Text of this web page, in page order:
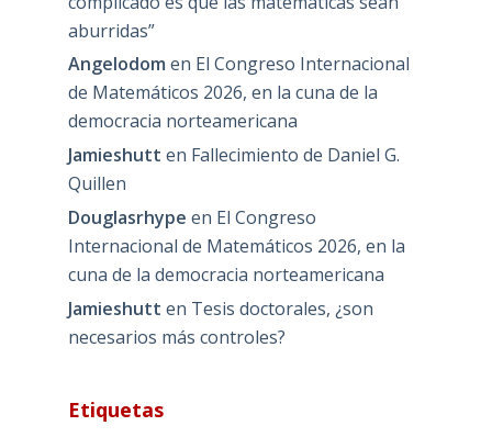
aburridas”
Angelodom en El Congreso Internacional
de Matemáticos 2026, en la cuna de la
democracia norteamericana
Jamieshutt en Fallecimiento de Daniel G.
Quillen
Douglasrhype en El Congreso
Internacional de Matemáticos 2026, en la
cuna de la democracia norteamericana
Jamieshutt en Tesis doctorales, ¿son
necesarios más controles?
Etiquetas